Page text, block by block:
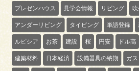
プレゼンハウス 見学会情報 リビング
アンダーリビング タイピング 単語登録
ルピシア お茶 建設 桜 円安 ドル高
建築材料 日本経済 設備器具の納期 ガ